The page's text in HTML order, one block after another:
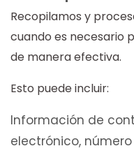
Recopilamos y
cuando es necesario
de manera efectiva.
Esto puede incluir:
Información de
electrónico,